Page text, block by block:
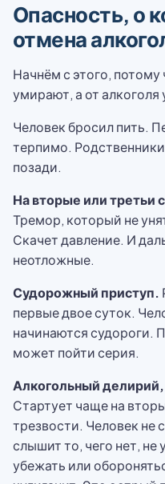
Опасность, о
отмена
Начнём с этого, потому
умирают, а от
Человек бросил пить.
терпимо.
позади.
На вторые или третьи
Тремор, который не
Скачет давление. И
неотложные.
Судорожный приступ.
первые двое суток.
начинаются судороги.
может пойти серия.
Алкогольный
Стартует чаще на
трезвости. Человек не
слышит то, чего нет, не
убежать или